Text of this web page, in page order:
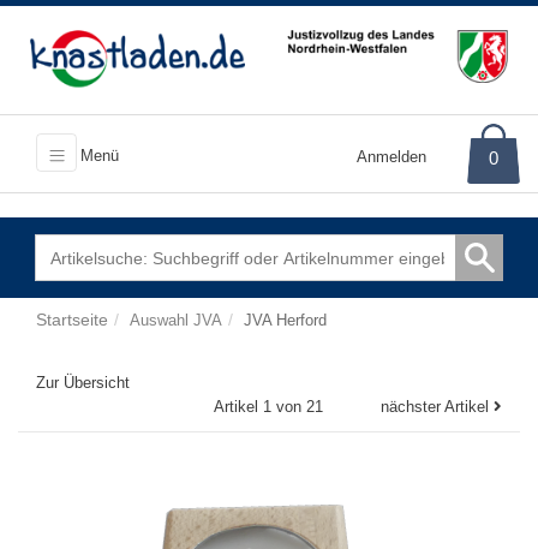
Menü Anmelden 0
Startseite Auswahl JVA JVA Herford
Zur Übersicht
Artikel 1 von 21
nächster Artikel